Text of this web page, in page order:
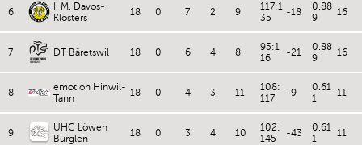
6
I. M. Davos-
Klosters
18 0 7 2 9
117:1
35
-18
0.88
9
16
7 DT Bäretswil 18 0 6 4 8
95:1
16
-21
0.88
9
16
8
emotion Hinwil-
Tann
18 0 4 3 11
108:
117
-9
0.61
1
11
9
UHC Löwen
Bürglen
18 0 3 4 10
102:
145
-43
0.61
1
11